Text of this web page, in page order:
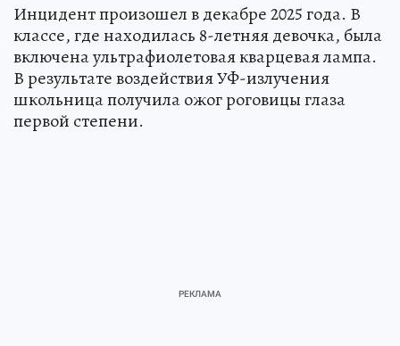
Инцидент произошел в декабре 2025 года. В
классе, где находилась 8-летняя девочка, была
включена ультрафиолетовая кварцевая лампа.
В результате воздействия УФ-излучения
школьница получила ожог роговицы глаза
первой степени.